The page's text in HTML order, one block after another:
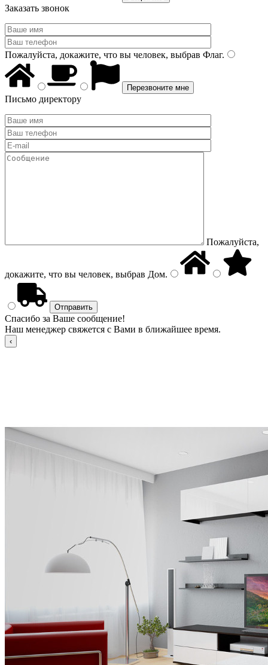
Заказать звонок
Пожалуйста, докажите, что вы человек, выбрав Флаг.
Письмо директору
Пожалуйста,
докажите, что вы человек, выбрав Дом.
Спасибо за Ваше сообщение!
Наш менеджер свяжется с Вами в ближайшее время.